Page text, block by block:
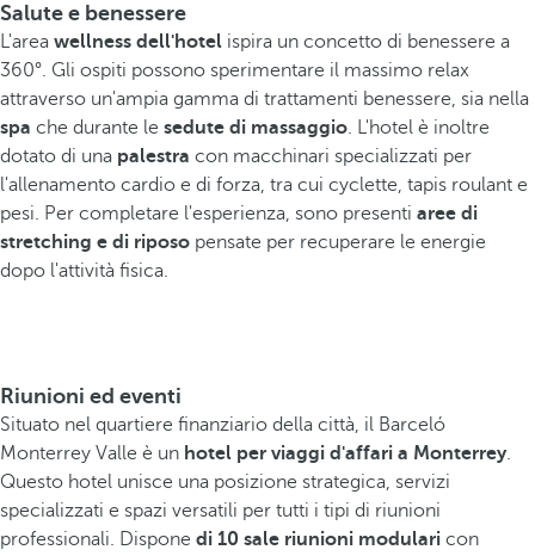
Salute e benessere
L'area wellness dell'hotel ispira un concetto di benessere a
360°. Gli ospiti possono sperimentare il massimo relax
attraverso un'ampia gamma di trattamenti benessere, sia nella
spa che durante le sedute di massaggio. L'hotel è inoltre
dotato di una palestra con macchinari specializzati per
l'allenamento cardio e di forza, tra cui cyclette, tapis roulant e
pesi. Per completare l'esperienza, sono presenti aree di
stretching e di riposo pensate per recuperare le energie
dopo l'attività fisica.
Riunioni ed eventi
Situato nel quartiere finanziario della città, il Barceló
Monterrey Valle è un hotel per viaggi d'affari a Monterrey.
Questo hotel unisce una posizione strategica, servizi
specializzati e spazi versatili per tutti i tipi di riunioni
professionali. Dispone di 10 sale riunioni modulari con